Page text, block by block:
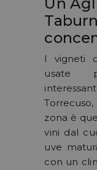
I vigneti
usate
zona è
vini dal
uve
con un